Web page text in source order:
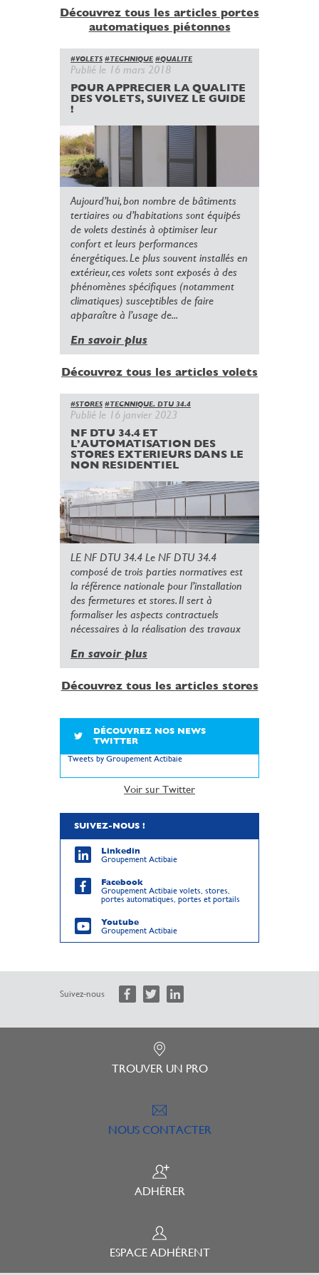
Découvrez tous les articles portes
automatiques piétonnes
#VOLETS #TECHNIQUE #QUALITE
Publié le 16 mars 2018
POUR APPRECIER LA QUALITE
DES VOLETS, SUIVEZ LE GUIDE
!
Aujourd’hui, bon nombre de bâtiments
tertiaires ou d’habitations sont équipés
de volets destinés à optimiser leur
confort et leurs performances
énergétiques. Le plus souvent installés en
extérieur, ces volets sont exposés à des
phénomènes spécifiques (notamment
climatiques) susceptibles de faire
apparaître à l’usage de...
En savoir plus
Découvrez tous les articles volets
#STORES #TECNNIQUE. DTU 34.4
Publié le 16 janvier 2023
NF DTU 34.4 ET
L’AUTOMATISATION DES
STORES EXTERIEURS DANS LE
NON RESIDENTIEL
LE NF DTU 34.4 Le NF DTU 34.4
composé de trois parties normatives est
la référence nationale pour l’installation
des fermetures et stores. Il sert à
formaliser les aspects contractuels
nécessaires à la réalisation des travaux
En savoir plus
Découvrez tous les articles stores
DÉCOUVREZ NOS NEWS
TWITTER
Tweets by Groupement Actibaie
Voir sur Twitter
SUIVEZ-NOUS !
Linkedin
Groupement Actibaie
Facebook
Groupement Actibaie volets, stores,
portes automatiques, portes et portails
Youtube
Groupement Actibaie
Suivez-nous
TROUVER UN PRO
NOUS CONTACTER
ADHÉRER
ESPACE ADHÉRENT